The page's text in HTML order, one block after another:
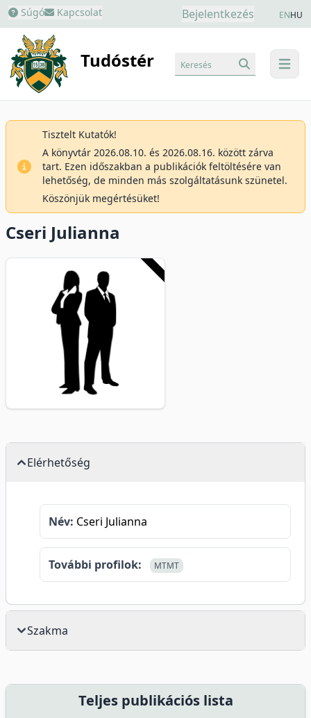
Súgó Kapcsolat Bejelentkezés ENHU
Tudóstér menu
Keresés
Tisztelt Kutatók!
A könyvtár 2026.08.10. és 2026.08.16. között zárva
tart. Ezen időszakban a publikációk feltöltésére van
lehetőség, de minden más szolgáltatásunk szünetel.
Köszönjük megértésüket!
Cseri Julianna
Elérhetőség
Név: Cseri Julianna
További profilok: MTMT
Szakma
Teljes publikációs lista